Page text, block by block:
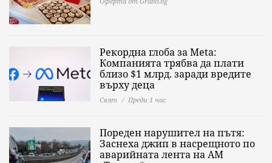
Рекордна глоба за Meta:
Компанията трябва да плати
близо $1 млрд. заради вредите
върху деца
Свят Преди 1 час
Пореден нарушител на пътя:
Заснеха джип в насрещното по
аварийната лента на АМ